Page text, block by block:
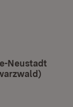
Neustadt